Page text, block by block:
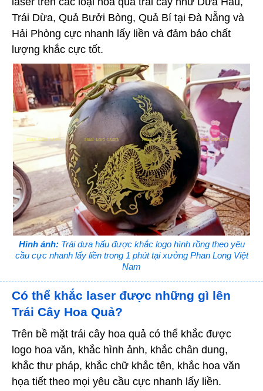
Trái Dừa, Quả Bưởi Bòng, Quả Bí tại Đà Nẵng và
Hải Phòng cực nhanh lấy liền và đảm bảo chất
lượng khắc cực tốt.
Hình ảnh:Trái dưa hấu được khắc logo hình rồng theo yêu
cầu cực nhanh lấy liền trong 1 phút tại xưởng Phan Long Việt
Nam
Có thể khắc laser được những gì lên
Trái Cây Hoa Quả?
Trên bề mặt trái cây hoa quả có thể khắc được
logo hoa văn, khắc hình ảnh, khắc chân dung,
khắc thư pháp, khắc chữ khắc tên, khắc hoa văn
họa tiết theo mọi yêu cầu cực nhanh lấy liền.